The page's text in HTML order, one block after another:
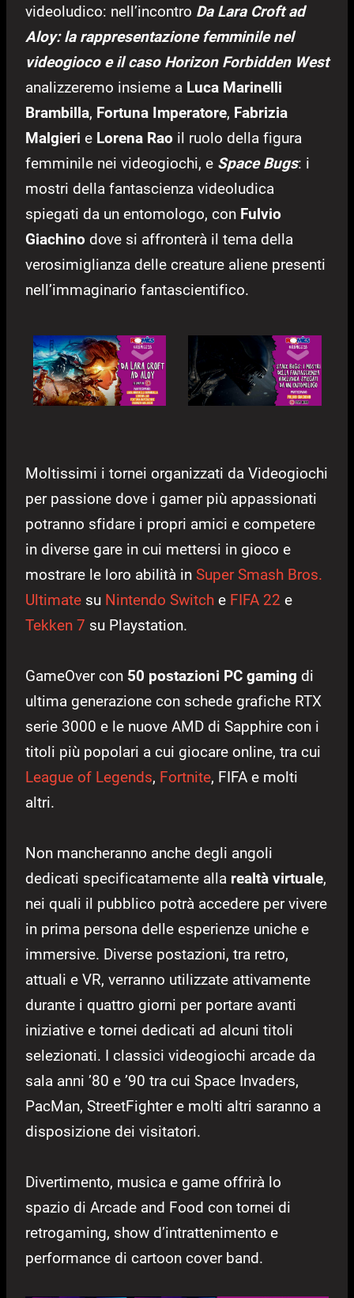
videoludico: nell’incontro Da Lara Croft ad
Aloy: la rappresentazione femminile nel
videogioco e il caso Horizon Forbidden West
analizzeremo insieme a Luca Marinelli
Brambilla, Fortuna Imperatore, Fabrizia
Malgieri e Lorena Rao il ruolo della figura
femminile nei videogiochi, e Space Bugs: i
mostri della fantascienza videoludica
spiegati da un entomologo, con Fulvio
Giachino dove si affronterà il tema della
verosimiglianza delle creature aliene presenti
nell’immaginario fantascientifico.
Moltissimi i tornei organizzati da Videogiochi
per passione dove i gamer più appassionati
potranno sfidare i propri amici e competere
in diverse gare in cui mettersi in gioco e
mostrare le loro abilità in Super Smash Bros.
Ultimate su Nintendo Switch e FIFA 22 e
Tekken 7 su Playstation.
GameOver con 50 postazioni PC gaming di
ultima generazione con schede grafiche RTX
serie 3000 e le nuove AMD di Sapphire con i
titoli più popolari a cui giocare online, tra cui
League of Legends, Fortnite, FIFA e molti
altri.
Non mancheranno anche degli angoli
dedicati specificatamente alla realtà virtuale,
nei quali il pubblico potrà accedere per vivere
in prima persona delle esperienze uniche e
immersive. Diverse postazioni, tra retro,
attuali e VR, verranno utilizzate attivamente
durante i quattro giorni per portare avanti
iniziative e tornei dedicati ad alcuni titoli
selezionati. I classici videogiochi arcade da
sala anni ’80 e ’90 tra cui Space Invaders,
PacMan, StreetFighter e molti altri saranno a
disposizione dei visitatori.
Divertimento, musica e game offrirà lo
spazio di Arcade and Food con tornei di
retrogaming, show d’intrattenimento e
performance di cartoon cover band.